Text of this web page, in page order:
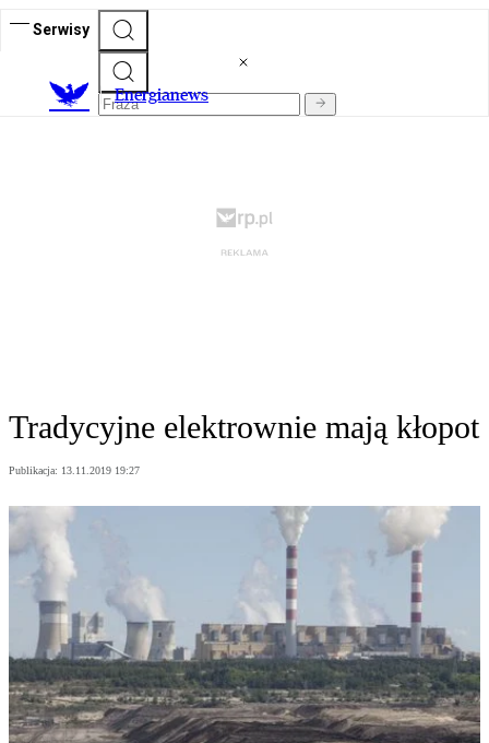
Serwisy
Energianews
Tradycyjne elektrownie mają kłopot
Publikacja: 13.11.2019 19:27